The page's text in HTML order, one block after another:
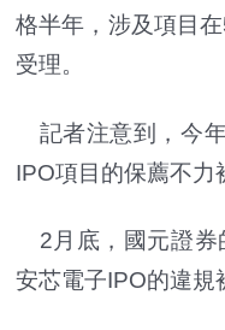
格半年，涉及項目
受理。
記者注意到，今
IPO項目的保薦不力
2月底，國元證券
安芯電子IPO的違規